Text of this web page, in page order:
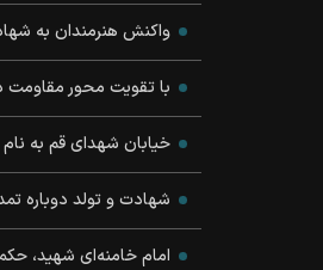
واکنش هنرمندان به
با تقویت محور مقاومت
خیابان شهدای قم به نام
شهادت و تولد دوباره
امام خامنه‌ای شهید،